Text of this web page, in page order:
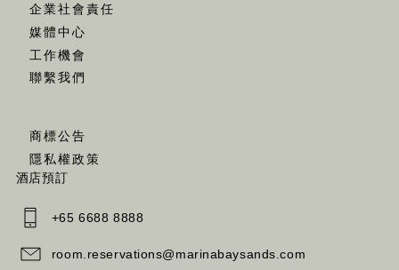
企業社會責任
媒體中心
工作機會
聯繫我們
商標公告
隱私權政策
酒店預訂
+65 6688 8888
room.reservations@marinabaysands.com